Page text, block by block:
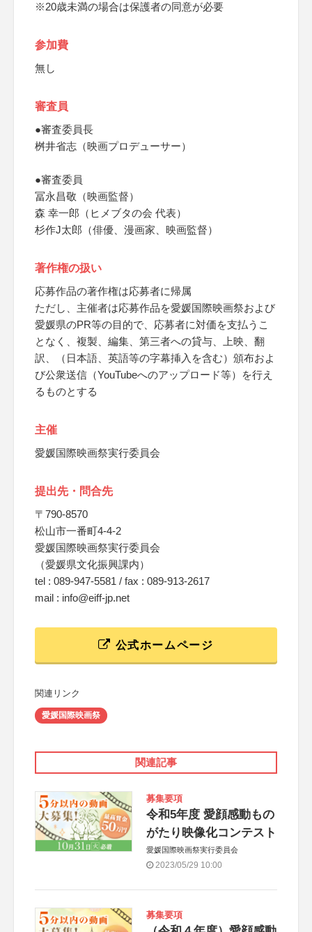
※20歳未満の場合は保護者の同意が必要
参加費
無し
審査員
●審査委員長
桝井省志（映画プロデューサー）
●審査委員
冨永昌敬（映画監督）
森 幸一郎（ヒメブタの会 代表）
杉作J太郎（俳優、漫画家、映画監督）
著作権の扱い
応募作品の著作権は応募者に帰属
ただし、主催者は応募作品を愛媛国際映画祭および
愛媛県のPR等の目的で、応募者に対価を支払うこ
となく、複製、編集、第三者への貸与、上映、翻
訳、（日本語、英語等の字幕挿入を含む）頒布およ
び公衆送信（YouTubeへのアップロード等）を行え
るものとする
主催
愛媛国際映画祭実行委員会
提出先・問合先
〒790-8570
松山市一番町4-4-2
愛媛国際映画祭実行委員会
（愛媛県文化振興課内）
tel : 089-947-5581 / fax : 089-913-2617
mail : info@eiff-jp.net
公式ホームページ
関連リンク
愛媛国際映画祭
関連記事
募集要項
令和5年度 愛顔感動もの
がたり映像化コンテスト
愛媛国際映画祭実行委員会
2023/05/29 10:00
募集要項